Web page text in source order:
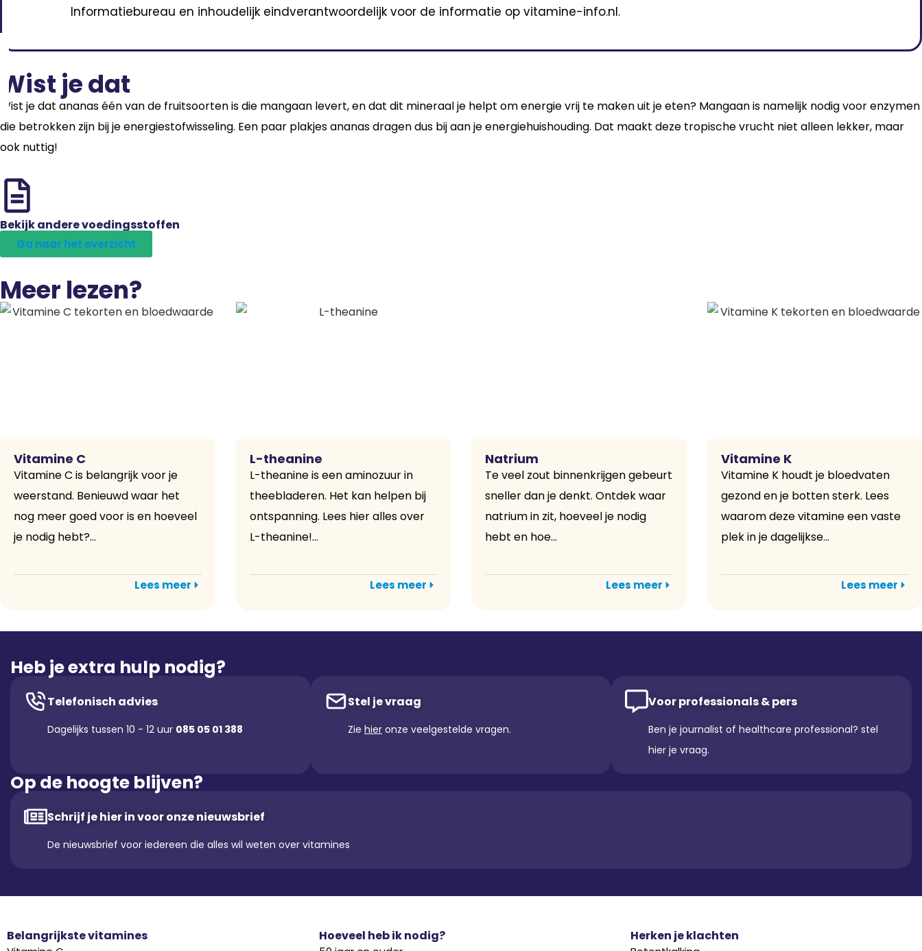
Informatiebureau en inhoudelijk eindverantwoordelijk voor de informatie op vitamine-info.nl.
Wist je dat
Wist je dat ananas één van de fruitsoorten is die mangaan levert, en dat dit mineraal je helpt om energie vrij te maken uit je eten? Mangaan is namelijk nodig voor enzymen
die betrokken zijn bij je energiestofwisseling. Een paar plakjes ananas dragen dus bij aan je energiehuishouding. Dat maakt deze tropische vrucht niet alleen lekker, maar
ook nuttig!
Bekijk andere voedingsstoffen
Ga naar het overzicht
Meer lezen?
Vitamine C
Vitamine C is belangrijk voor je
weerstand. Benieuwd waar het
nog meer goed voor is en hoeveel
je nodig hebt?...
Lees meer
L-theanine
L-theanine is een aminozuur in
theebladeren. Het kan helpen bij
ontspanning. Lees hier alles over
L-theanine!...
Lees meer
Natrium
Te veel zout binnenkrijgen gebeurt
sneller dan je denkt. Ontdek waar
natrium in zit, hoeveel je nodig
hebt en hoe...
Lees meer
Vitamine K
Vitamine K houdt je bloedvaten
gezond en je botten sterk. Lees
waarom deze vitamine een vaste
plek in je dagelijkse...
Lees meer
Heb je extra hulp nodig?
Telefonisch advies
Dagelijks tussen 10 - 12 uur 085 05 01 388
Stel je vraag
Zie hier onze veelgestelde vragen.
Voor professionals & pers
Ben je journalist of healthcare professional? stel
hier je vraag.
Op de hoogte blijven?
Schrijf je hier in voor onze nieuwsbrief
De nieuwsbrief voor iedereen die alles wil weten over vitamines
Belangrijkste vitamines Hoeveel heb ik nodig? Herken je klachten